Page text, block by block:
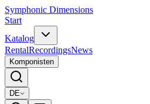
Symphonic Dimensions
Start
Katalog
RentalRecordingsNews
Komponisten
DE